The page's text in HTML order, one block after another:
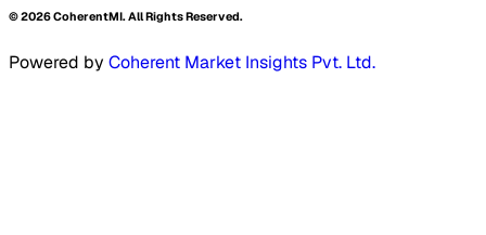
©2026CoherentMI. All Rights Reserved.
Powered by Coherent Market Insights Pvt. Ltd.